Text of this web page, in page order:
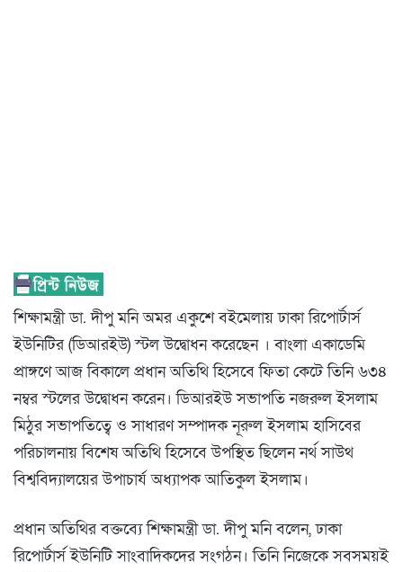
শিক্ষামন্ত্রী ডা. দীপু মনি অমর একুশে বইমেলায় ঢাকা রিপোর্টার্স
ইউনিটির (ডিআরইউ) স্টল উদ্বোধন করেছেন । বাংলা একাডেমি
প্রাঙ্গণে আজ বিকালে প্রধান অতিথি হিসেবে ফিতা কেটে তিনি ৬৩৪
নম্বর স্টলের উদ্বোধন করেন। ডিআরইউ সভাপতি নজরুল ইসলাম
মিঠুর সভাপতিত্বে ও সাধারণ সম্পাদক নূরুল ইসলাম হাসিবের
পরিচালনায় বিশেষ অতিথি হিসেবে উপস্থিত ছিলেন নর্থ সাউথ
বিশ্ববিদ্যালয়ের উপাচার্য অধ্যাপক আতিকুল ইসলাম।
প্রধান অতিথির বক্তব্যে শিক্ষামন্ত্রী ডা. দীপু মনি বলেন, ঢাকা
রিপোর্টার্স ইউনিটি সাংবাদিকদের সংগঠন। তিনি নিজেকে সবসময়ই